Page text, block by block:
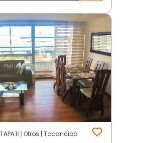
II | Otros | Tocancipá